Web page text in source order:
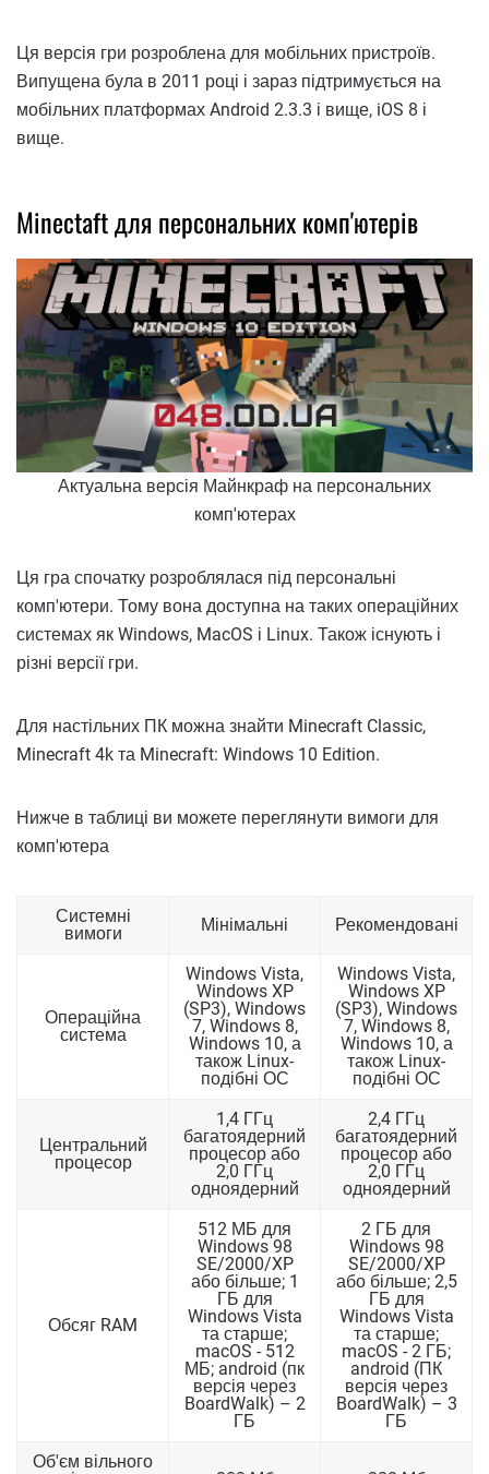
Ця версія гри розроблена для мобільних пристроїв.
Випущена була в 2011 році і зараз підтримується на
мобільних платформах Android 2.3.3 і вище, iOS 8 і
вище.
Minectaft для персональних комп'ютерів
Актуальна версія Майнкраф на персональних
комп'ютерах
Ця гра спочатку розроблялася під персональні
комп'ютери. Тому вона доступна на таких операційних
системах як Windows, MacOS і Linux. Також існують і
різні версії гри.
Для настільних ПК можна знайти Minecraft Classic,
Minecraft 4k та Minecraft: Windows 10 Edition.
Нижче в таблиці ви можете переглянути вимоги для
комп'ютера
Системні
вимоги
Мінімальні Рекомендовані
Операційна
система
Windows Vista,
Windows XP
(SP3), Windows
7, Windows 8,
Windows 10, а
також Linux-
подібні ОС
Windows Vista,
Windows XP
(SP3), Windows
7, Windows 8,
Windows 10, а
також Linux-
подібні ОС
Центральний
процесор
1,4 ГГц
багатоядерний
процесор або
2,0 ГГц
одноядерний
2,4 ГГц
багатоядерний
процесор або
2,0 ГГц
одноядерний
Обсяг RAM
512 МБ для
Windows 98
SE/2000/XP
або більше; 1
ГБ для
Windows Vista
та старше;
macOS - 512
МБ; android (пк
версія через
BoardWalk) – 2
ГБ
2 ГБ для
Windows 98
SE/2000/XP
або більше; 2,5
ГБ для
Windows Vista
та старше;
macOS - 2 ГБ;
android (ПК
версія через
BoardWalk) – 3
ГБ
Об'єм вільного